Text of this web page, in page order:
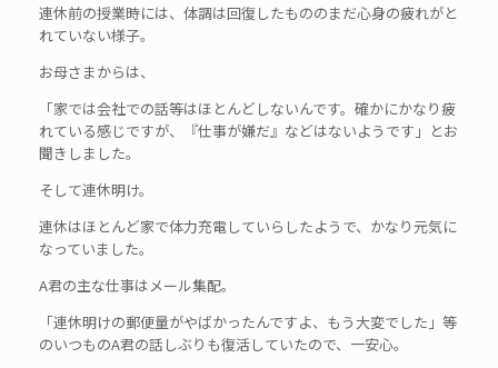
連休前の授業時には、体調は回復したもののまだ心身の疲れがと
れていない様子。
お母さまからは、
「家では会社での話等はほとんどしないんです。確かにかなり疲
れている感じですが、『仕事が嫌だ』などはないようです」とお
聞きしました。
そして連休明け。
連休はほとんど家で体力充電していらしたようで、かなり元気に
なっていました。
A君の主な仕事はメール集配。
「連休明けの郵便量がやばかったんですよ、もう大変でした」等
のいつものA君の話しぶりも復活していたので、一安心。